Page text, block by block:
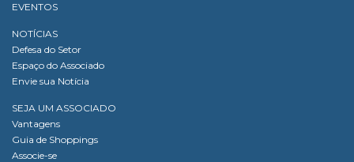
EVENTOS
NOTÍCIAS
Defesa do Setor
Espaço do Associado
Envie sua Notícia
SEJA UM ASSOCIADO
Vantagens
Guia de Shoppings
Associe-se